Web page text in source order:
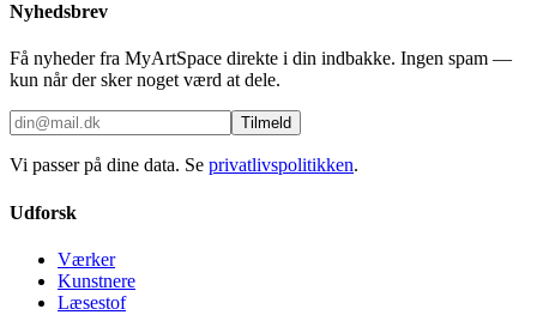
Nyhedsbrev
Få nyheder fra MyArtSpace direkte i din indbakke. Ingen spam —
kun når der sker noget værd at dele.
Tilmeld
Vi passer på dine data. Se privatlivspolitikken.
Udforsk
Værker
Kunstnere
Læsestof